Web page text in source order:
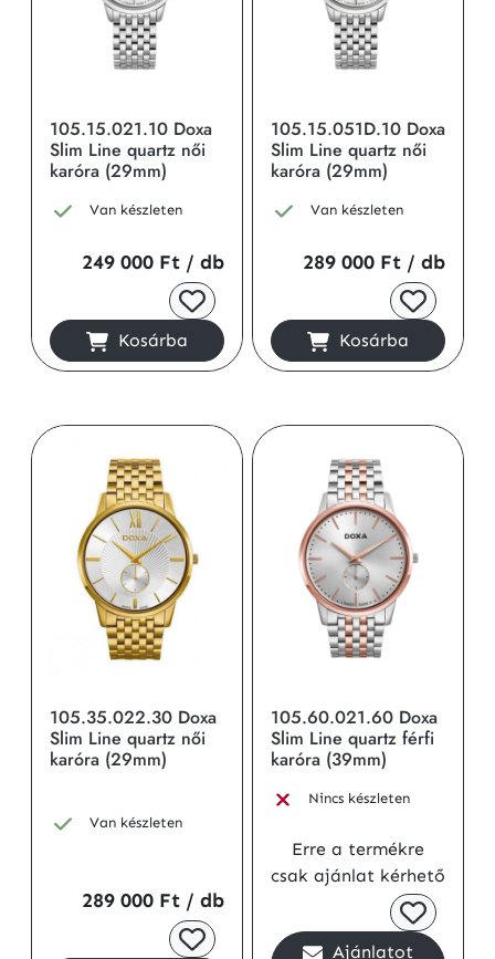
105.15.021.10 Doxa
Slim Line quartz női
karóra (29mm)
Van készleten
249 000 Ft / db
Kosárba
105.15.051D.10 Doxa
Slim Line quartz női
karóra (29mm)
Van készleten
289 000 Ft / db
Kosárba
105.35.022.30 Doxa
Slim Line quartz női
karóra (29mm)
Van készleten
289 000 Ft / db
105.60.021.60 Doxa
Slim Line quartz férfi
karóra (39mm)
Nincs készleten
Erre a termékre
csak ajánlat kérhető